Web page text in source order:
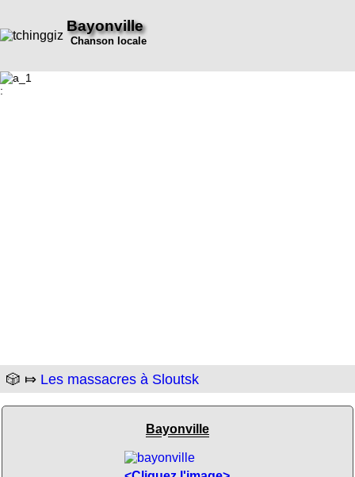
Bayonville
Chanson locale
:
🎲 ⤇ Les massacres à Sloutsk
Bayonville